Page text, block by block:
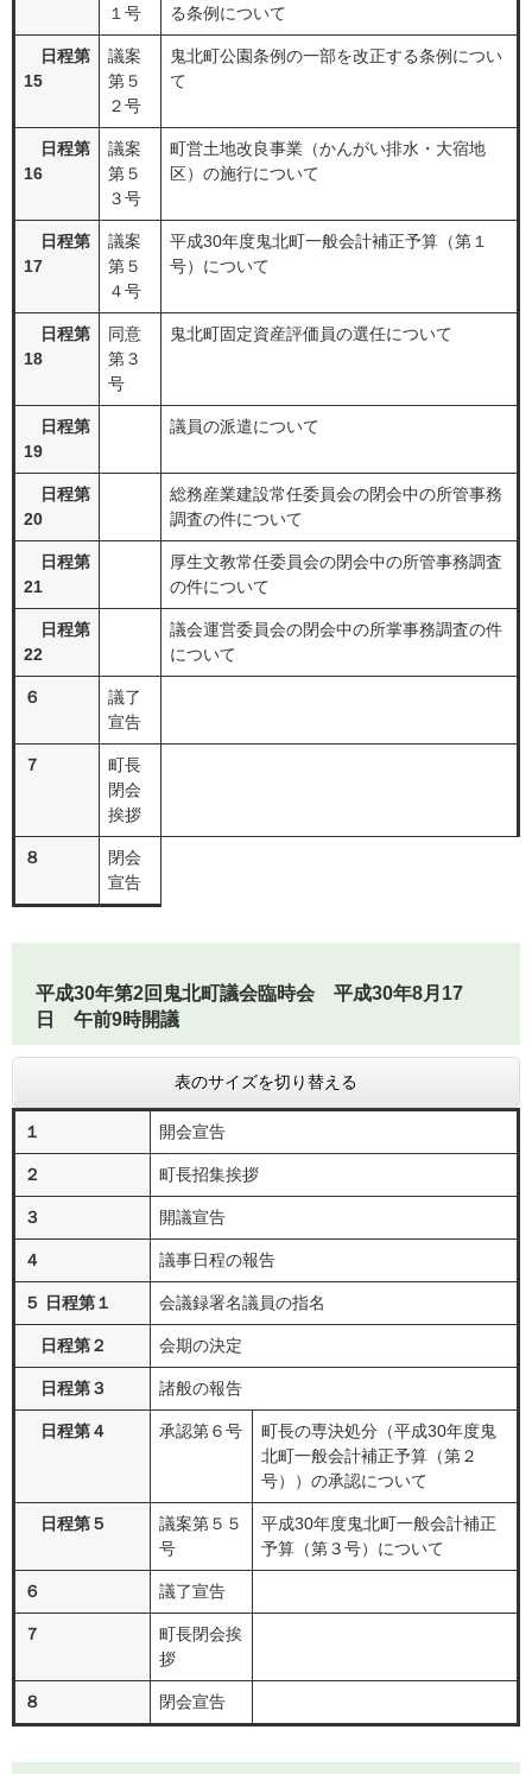
１号 る条例について
日程第
15
議案
第５
２号
鬼北町公園条例の一部を改正する条例につい
て
日程第
16
議案
第５
３号
町営土地改良事業（かんがい排水・大宿地
区）の施行について
日程第
17
議案
第５
４号
平成30年度鬼北町一般会計補正予算（第１
号）について
日程第
18
同意
第３
号
鬼北町固定資産評価員の選任について
日程第
19
議員の派遣について
日程第
20
総務産業建設常任委員会の閉会中の所管事務
調査の件について
日程第
21
厚生文教常任委員会の閉会中の所管事務調査
の件について
日程第
22
議会運営委員会の閉会中の所掌事務調査の件
について
６
議了
宣告
７
町長
閉会
挨拶
８
閉会
宣告
平成30年第2回鬼北町議会臨時会 平成30年8月17
日 午前9時開議
表のサイズを切り替える
１ 開会宣告
２ 町長招集挨拶
３ 開議宣告
４ 議事日程の報告
５ 日程第１ 会議録署名議員の指名
日程第２ 会期の決定
日程第３ 諸般の報告
日程第４ 承認第６号
町長の専決処分（平成30年度鬼
北町一般会計補正予算（第２
号））の承認について
日程第５
議案第５５
号
平成30年度鬼北町一般会計補正
予算（第３号）について
６ 議了宣告
７
町長閉会挨
拶
８ 閉会宣告